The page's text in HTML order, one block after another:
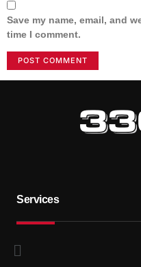
Save my name, email, and
time I comment.
Services